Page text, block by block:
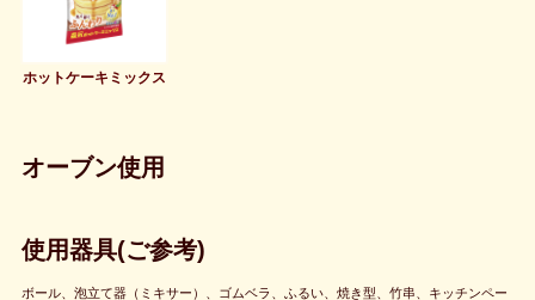
ホットケーキミックス
オーブン使用
使用器具(ご参考)
ボール、泡立て器（ミキサー）、ゴムベラ、ふるい、焼き型、竹串、キッチンペー